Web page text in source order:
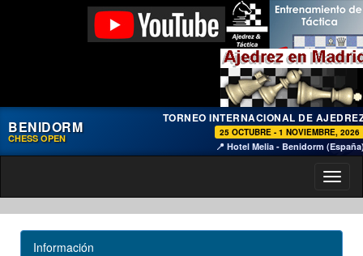
BENIDORM
CHESS OPEN
TORNEO INTERNACIONAL DE
25 OCTUBRE - 1 NOVIEMBRE, 2026
📍 Hotel Melia - Benidorm
Información